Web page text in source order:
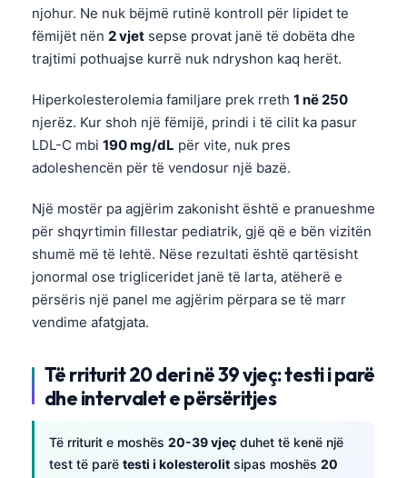
njohur. Ne nuk bëjmë rutinë kontroll për lipidet te
fëmijët nën 2 vjet sepse provat janë të dobëta dhe
trajtimi pothuajse kurrë nuk ndryshon kaq herët.
Hiperkolesterolemia familjare prek rreth 1 në 250
njerëz. Kur shoh një fëmijë, prindi i të cilit ka pasur
LDL-C mbi 190 mg/dL për vite, nuk pres
adoleshencën për të vendosur një bazë.
Një mostër pa agjërim zakonisht është e pranueshme
për shqyrtimin fillestar pediatrik, gjë që e bën vizitën
shumë më të lehtë. Nëse rezultati është qartësisht
jonormal ose trigliceridet janë të larta, atëherë e
përsëris një panel me agjërim përpara se të marr
vendime afatgjata.
Të rriturit 20 deri në 39 vjeç: testi i parë
dhe intervalet e përsëritjes
Të rriturit e moshës 20-39 vjeç duhet të kenë një
test të parë testi i kolesterolit sipas moshës 20